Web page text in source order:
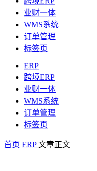
业财一体
WMS系统
订单管理
标签页
ERP
跨境ERP
业财一体
WMS系统
订单管理
标签页
首页 ERP文章正文